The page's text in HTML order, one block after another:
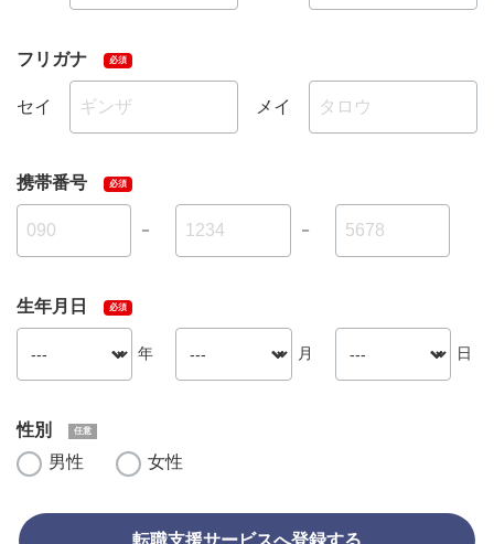
フリガナ
セイ メイ
携帯番号
－ －
生年月日
年 月 日
性別
男性
女性
転職支援サービスへ登録する